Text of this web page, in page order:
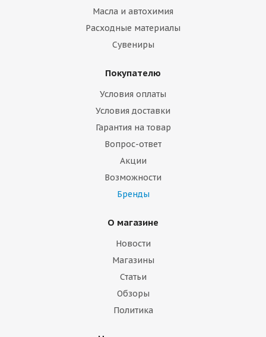
Масла и автохимия
Расходные материалы
Сувениры
Покупателю
Условия оплаты
Условия доставки
Гарантия на товар
Вопрос-ответ
Акции
Возможности
Бренды
О магазине
Новости
Магазины
Статьи
Обзоры
Политика